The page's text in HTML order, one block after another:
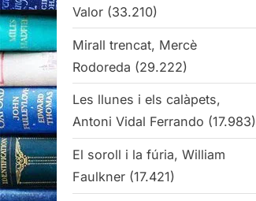
Valor (33.210)
Mirall trencat, Mercè
Rodoreda (29.222)
Les llunes i els calàpets,
Antoni Vidal Ferrando (17.983)
El soroll i la fúria, William
Faulkner (17.421)